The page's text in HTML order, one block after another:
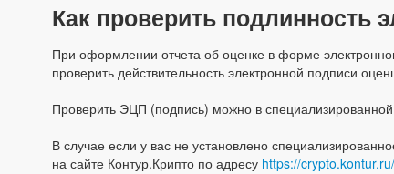
Как проверить подлинность
При оформлении отчета об оценке в форме
проверить действительность электронной подписи
Проверить ЭЦП (подпись) можно в
В случае если у вас не установлено
на сайте Контур.Крипто по адресу https://